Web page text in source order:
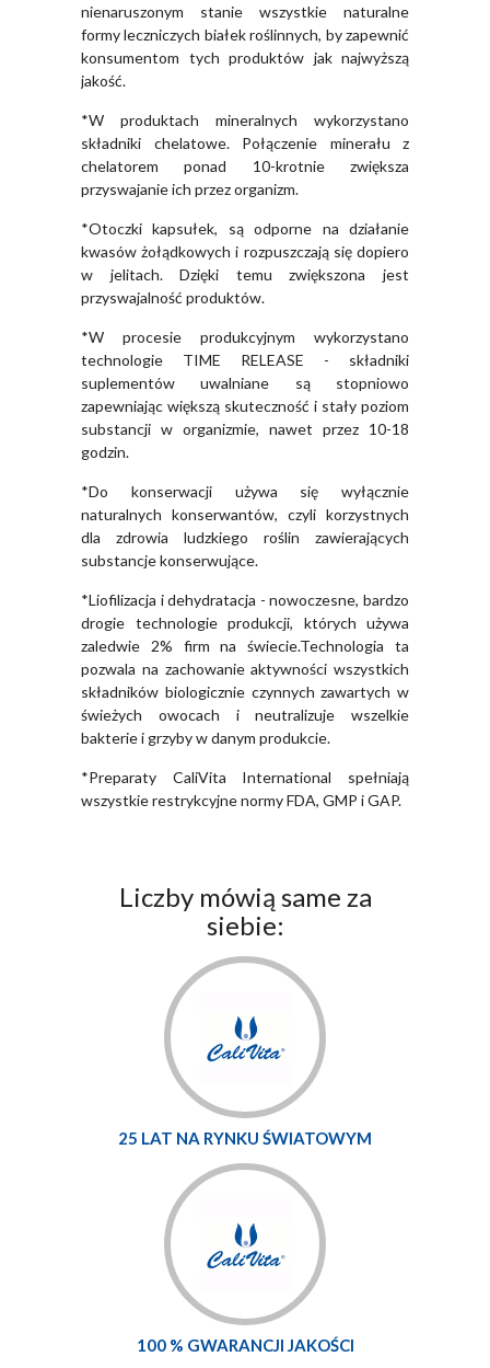
nienaruszonym stanie wszystkie naturalne
formy leczniczych białek roślinnych, by zapewnić
konsumentom tych produktów jak najwyższą
jakość.
*W produktach mineralnych wykorzystano
składniki chelatowe. Połączenie minerału z
chelatorem ponad 10-krotnie zwiększa
przyswajanie ich przez organizm.
*Otoczki kapsułek, są odporne na działanie
kwasów żołądkowych i rozpuszczają się dopiero
w jelitach. Dzięki temu zwiększona jest
przyswajalność produktów.
*W procesie produkcyjnym wykorzystano
technologie TIME RELEASE - składniki
suplementów uwalniane są stopniowo
zapewniając większą skuteczność i stały poziom
substancji w organizmie, nawet przez 10-18
godzin.
*Do konserwacji używa się wyłącznie
naturalnych konserwantów, czyli korzystnych
dla zdrowia ludzkiego roślin zawierających
substancje konserwujące.
*Liofilizacja i dehydratacja - nowoczesne, bardzo
drogie technologie produkcji, których używa
zaledwie 2% firm na świecie.Technologia ta
pozwala na zachowanie aktywności wszystkich
składników biologicznie czynnych zawartych w
świeżych owocach i neutralizuje wszelkie
bakterie i grzyby w danym produkcie.
*Preparaty CaliVita International spełniają
wszystkie restrykcyjne normy FDA, GMP i GAP.
Liczby mówią same za
siebie:
25 LAT NA RYNKU ŚWIATOWYM
100 % GWARANCJI JAKOŚCI